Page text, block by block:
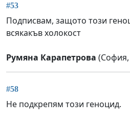
#53
Подписвам, защото този
всякакъв холокост
Румяна Карапетрова (София,
#58
Не подкрепям този геноцид.